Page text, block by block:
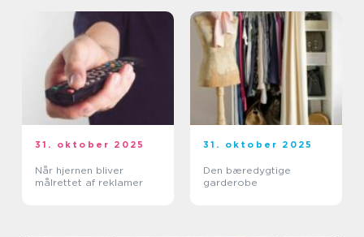
31. oktober 2025
Når hjernen bliver
målrettet af reklamer
31. oktober 2025
Den bæredygtige
garderobe